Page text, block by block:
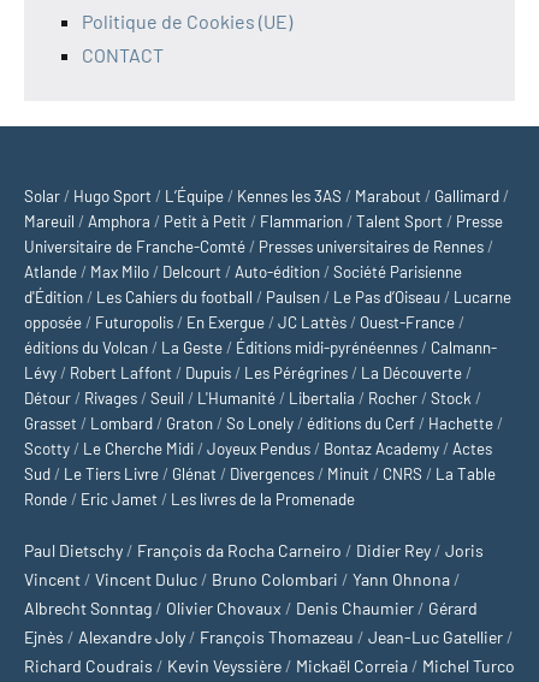
Politique de Cookies (UE)
CONTACT
Solar / Hugo Sport / L’Équipe / Kennes les 3AS / Marabout / Gallimard /
Mareuil / Amphora / Petit à Petit / Flammarion /Talent Sport / Presse
Universitaire de Franche-Comté / Presses universitaires de Rennes /
Atlande / Max Milo / Delcourt / Auto-édition /Société Parisienne
d'Édition / Les Cahiers du football / Paulsen / Le Pas d’Oiseau / Lucarne
opposée / Futuropolis / En Exergue /JC Lattès / Ouest-France /
éditions du Volcan / La Geste / Éditions midi-pyrénéennes / Calmann-
Lévy / Robert Laffont / Dupuis / Les Pérégrines / La Découverte /
Détour / Rivages /Seuil / L'Humanité / Libertalia / Rocher /Stock /
Grasset / Lombard / Graton /So Lonely /éditions du Cerf / Hachette /
Scotty / Le Cherche Midi /Joyeux Pendus / Bontaz Academy / Actes
Sud / Le Tiers Livre / Glénat / Divergences / Minuit / CNRS / La Table
Ronde / Eric Jamet / Les livres de la Promenade
Paul Dietschy / François da Rocha Carneiro / Didier Rey / Joris
Vincent / Vincent Duluc / Bruno Colombari / Yann Ohnona /
Albrecht Sonntag / Olivier Chovaux / Denis Chaumier / Gérard
Ejnès / Alexandre Joly / François Thomazeau / Jean-Luc Gatellier /
Richard Coudrais / Kevin Veyssière / Mickaël Correia / Michel Turco